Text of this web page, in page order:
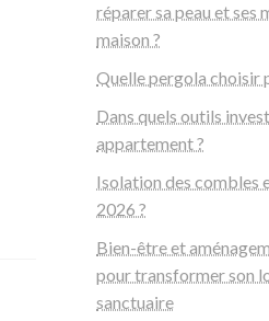
réparer sa peau et ses
maison ?
Quelle pergola choisir
Dans quels outils
appartement ?
Isolation des combles
2026 ?
Bien-être et
pour transformer son
sanctuaire